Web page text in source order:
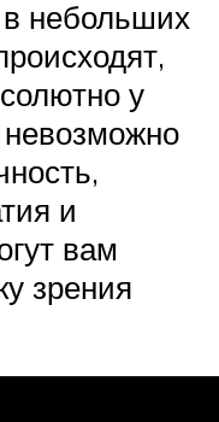
небольших
у
и
вам
зрения